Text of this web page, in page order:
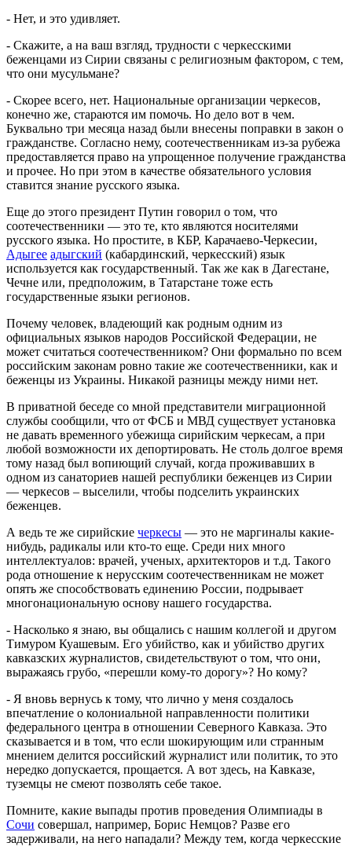
- Нет, и это удивляет.
- Скажите, а на ваш взгляд, трудности с черкесскими
беженцами из Сирии связаны с религиозным фактором, с тем,
что они мусульмане?
- Скорее всего, нет. Национальные организации черкесов,
конечно же, стараются им помочь. Но дело вот в чем.
Буквально три месяца назад были внесены поправки в закон о
гражданстве. Согласно нему, соотечественникам из-за рубежа
предоставляется право на упрощенное получение гражданства
и прочее. Но при этом в качестве обязательного условия
ставится знание русского языка.
Еще до этого президент Путин говорил о том, что
соотечественники — это те, кто являются носителями
русского языка. Но простите, в КБР, Карачаево-Черкесии,
Адыгее адыгский (кабардинский, черкесский) язык
используется как государственный. Так же как в Дагестане,
Чечне или, предположим, в Татарстане тоже есть
государственные языки регионов.
Почему человек, владеющий как родным одним из
официальных языков народов Российской Федерации, не
может считаться соотечественником? Они формально по всем
российским законам ровно такие же соотечественники, как и
беженцы из Украины. Никакой разницы между ними нет.
В приватной беседе со мной представители миграционной
службы сообщили, что от ФСБ и МВД существует установка
не давать временного убежища сирийским черкесам, а при
любой возможности их депортировать. Не столь долгое время
тому назад был вопиющий случай, когда проживавших в
одном из санаториев нашей республики беженцев из Сирии
— черкесов – выселили, чтобы подселить украинских
беженцев.
А ведь те же сирийские черкесы — это не маргиналы какие-
нибудь, радикалы или кто-то еще. Среди них много
интеллектуалов: врачей, ученых, архитекторов и т.д. Такого
рода отношение к нерусским соотечественникам не может
опять же способствовать единению России, подрывает
многонациональную основу нашего государства.
- Насколько я знаю, вы общались с нашим коллегой и другом
Тимуром Куашевым. Его убийство, как и убийство других
кавказских журналистов, свидетельствуют о том, что они,
выражаясь грубо, «перешли кому-то дорогу»? Но кому?
- Я вновь вернусь к тому, что лично у меня создалось
впечатление о колониальной направленности политики
федерального центра в отношении Северного Кавказа. Это
сказывается и в том, что если шокирующим или странным
мнением делится российский журналист или политик, то это
нередко допускается, прощается. А вот здесь, на Кавказе,
туземцы не смеют позволять себе такое.
Помните, какие выпады против проведения Олимпиады в
Сочи совершал, например, Борис Немцов? Разве его
задерживали, на него нападали? Между тем, когда черкесские